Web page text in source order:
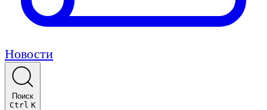
Новости
Поиск
Ctrl K